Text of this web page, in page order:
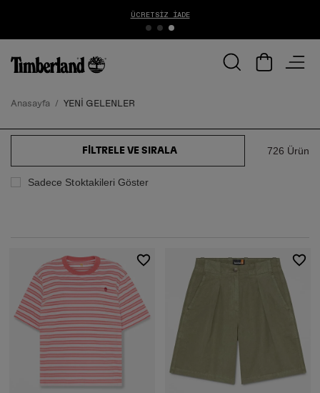
Anasayfa YENİ GELENLER
Sadece Stoktakileri Göster
FILTRELE VE SIRALA 726 Ürün